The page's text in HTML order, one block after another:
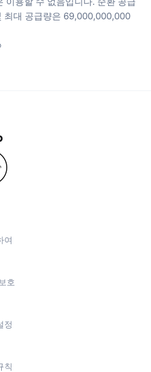
최대 공급량은 69,000,000,000
여
호
정
칙